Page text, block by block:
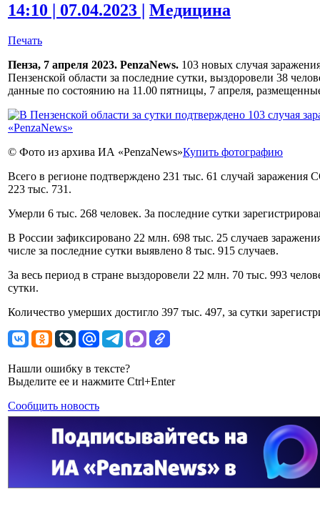
14:10 | 07.04.2023 | Медицина
Печать
Пенза, 7 апреля 2023. PenzaNews. 103 новых случая
Пензенской области за последние сутки, выздоровели 38
данные по состоянию на 11.00 пятницы, 7 апреля,
© Фото из архива ИА «PenzaNews»Купить фотографию
Всего в регионе подтверждено 231 тыс. 61 случай
223 тыс. 731.
Умерли 6 тыс. 268 человек. За последние сутки
В России зафиксировано 22 млн. 698 тыс. 25 случаев
числе за последние сутки выявлено 8 тыс. 915 случаев.
За весь период в стране выздоровели 22 млн. 70 тыс. 993
сутки.
Количество умерших достигло 397 тыс. 497, за сутки
Нашли ошибку в тексте?
Выделите ее и нажмите Ctrl+Enter
Сообщить новость